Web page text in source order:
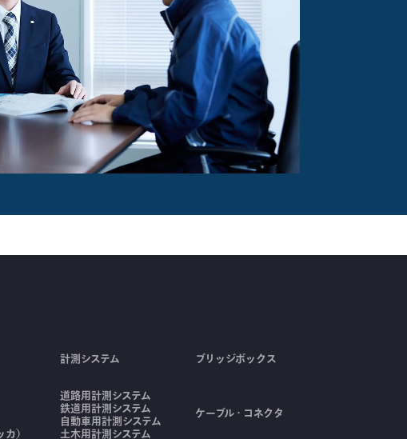
）
計測システム
道路用計測システム
鉄道用計測システム
自動車用計測システム
土木用計測システム
ブリッジボックス
ケーブル・コネクタ